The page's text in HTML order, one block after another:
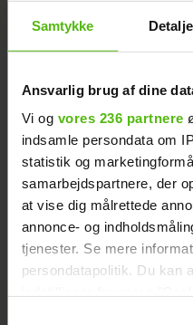
Samtykke
Ansvarlig brug af dine
Vi og vores 236 partnere
indsamle persondata om
statistik og
samarbejdspartnere, der
at vise dig målrettede
annonce- og
tjenester. Se mere
persondatapolitik. Du
Efter stor